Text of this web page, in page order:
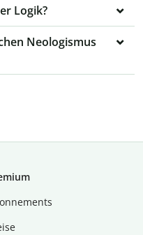
Logik?
Neologismus